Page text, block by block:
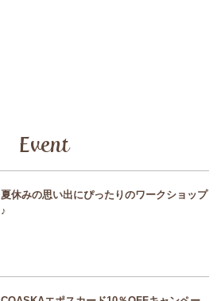
Event
夏休みの思い出にぴったりのワークショップ
♪